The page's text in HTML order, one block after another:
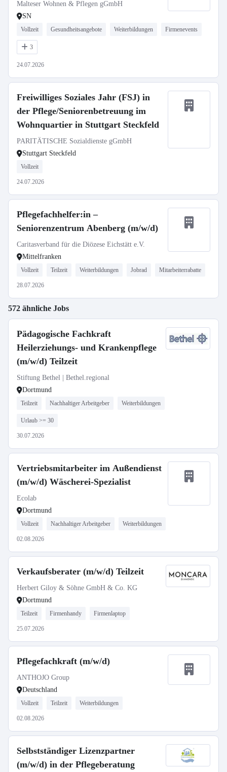
Malteser Wohnen & Pflegen gGmbH
SN
Vollzeit Gesundheitsangebote Weiterbildungen Firmenevents
3
24.07.2026
Freiwilliges Soziales Jahr (FSJ) in
der Pflege/Seniorenbetreuung im
Wohnquartier in Stuttgart Steckfeld
PARITÄTISCHE Sozialdienste gGmbH
Stuttgart Steckfeld
Vollzeit
24.07.2026
Pflegefachhelfer:in –
Seniorenzentrum Abenberg (m/w/d)
Caritasverband für die Diözese Eichstätt e.V.
Mittelfranken
Vollzeit Teilzeit Weiterbildungen Jobrad Mitarbeiterrabatte
28.07.2026
572 ähnliche Jobs
Pädagogische Fachkraft
Heilerziehungs- und Krankenpflege
(m/w/d) Teilzeit
Stiftung Bethel | Bethel.regional
Dortmund
Teilzeit Nachhaltiger Arbeitgeber Weiterbildungen
Urlaub >= 30
30.07.2026
Vertriebsmitarbeiter im Außendienst
(m/w/d) Wäscherei-Spezialist
Ecolab
Dortmund
Vollzeit Nachhaltiger Arbeitgeber Weiterbildungen
02.08.2026
Verkaufsberater (m/w/d) Teilzeit
Herbert Giloy & Söhne GmbH & Co. KG
Dortmund
Teilzeit Firmenhandy Firmenlaptop
25.07.2026
Pflegefachkraft (m/w/d)
ANTHOJO Group
Deutschland
Vollzeit Teilzeit Weiterbildungen
02.08.2026
Selbstständiger Lizenzpartner
(m/w/d) in der Pflegeberatung